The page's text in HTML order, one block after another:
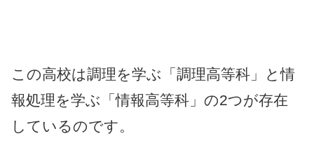
この高校は調理を学ぶ「調理高等科」と情
報処理を学ぶ「情報高等科」の2つが存在
しているのです。